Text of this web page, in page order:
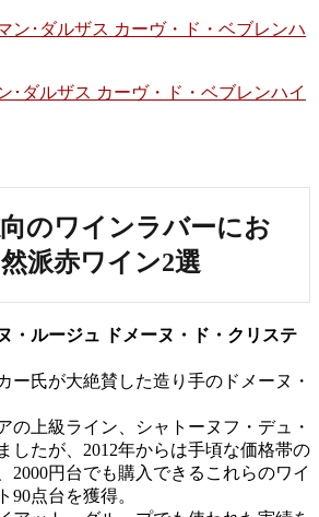
･ダルザス カーヴ・ド・ベブレンハイ
派赤ワイン2選
・ルージュ ドメーヌ・ド・クリステ
ー氏が大絶賛した造り手のドメーヌ・
の上級ライン、シャトーヌフ・デュ・
したが、2012年からは手頃な価格帯の
2000円台でも購入できるこれらのワイ
90点台を獲得。